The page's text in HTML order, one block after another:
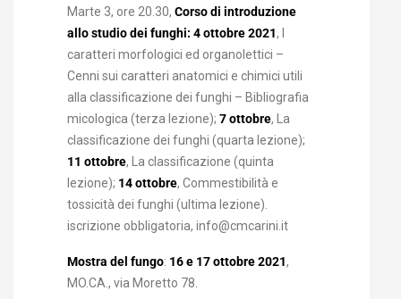
Marte 3, ore 20.30, Corso di introduzione
allo studio dei funghi: 4 ottobre 2021, I
caratteri morfologici ed organolettici –
Cenni sui caratteri anatomici e chimici utili
alla classificazione dei funghi – Bibliografia
micologica (terza lezione); 7 ottobre, La
classificazione dei funghi (quarta lezione);
11 ottobre, La classificazione (quinta
lezione); 14 ottobre, Commestibilità e
tossicità dei funghi (ultima lezione).
iscrizione obbligatoria, info@cmcarini.it
Mostra del fungo: 16 e 17 ottobre 2021,
MO.CA., via Moretto 78.